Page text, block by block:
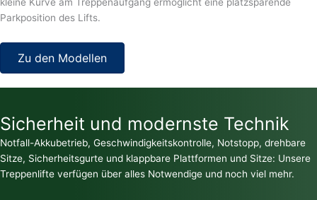
kleine Kurve am Treppenaufgang ermöglicht eine platzsparende
Parkposition des Lifts.
Zu den Modellen
Sicherheit und modernste Technik
Notfall-Akkubetrieb, Geschwindigkeitskontrolle, Notstopp, drehbare
Sitze, Sicherheitsgurte und klappbare Plattformen und Sitze: Unsere
Treppenlifte verfügen über alles Notwendige und noch viel mehr.